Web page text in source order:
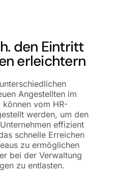
den Eintritt
erleichtern
Angestellten im
können vom HR-
werden, um den
effizient
schnelle Erreichen
zu ermöglichen
bei der Verwaltung
zu entlasten.